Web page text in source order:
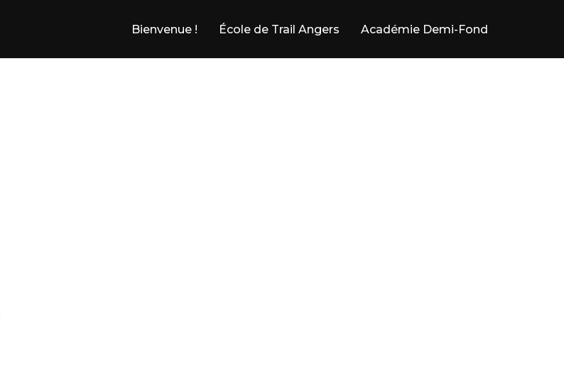
Bienvenue ! École de Trail Angers Académie Demi-Fond